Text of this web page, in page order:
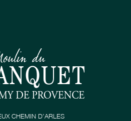
CHEMIN D’ARLES